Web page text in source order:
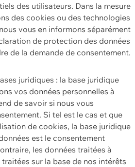
des utilisateurs. Dans la mesure
des cookies ou des technologies
vous en informons séparément
de protection des données
de la demande de consentement.
juridiques : la base juridique
vos données personnelles à
de savoir si nous vous
Si tel est le cas et que
de cookies, la base juridique
est le consentement
les données traitées à
sur la base de nos intérêts